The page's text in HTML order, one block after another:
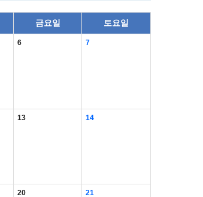
금요일 토요일
6 7
13 14
20 21